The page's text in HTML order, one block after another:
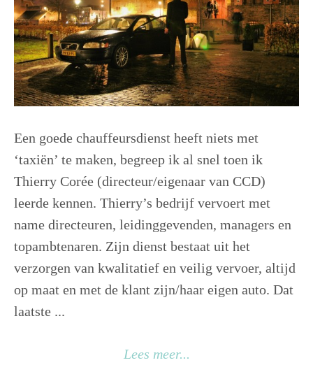
Een goede chauffeursdienst heeft niets met
‘taxiën’ te maken, begreep ik al snel toen ik
Thierry Corée (directeur/eigenaar van CCD)
leerde kennen. Thierry’s bedrijf vervoert met
name directeuren, leidinggevenden, managers en
topambtenaren. Zijn dienst bestaat uit het
verzorgen van kwalitatief en veilig vervoer, altijd
op maat en met de klant zijn/haar eigen auto. Dat
laatste ...
Lees meer...